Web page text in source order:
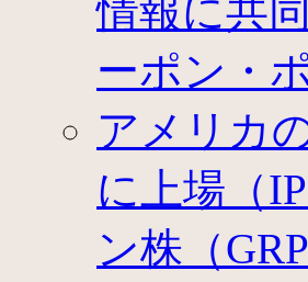
情報に共
ーポン・
アメリカ
に上場（
ン株（